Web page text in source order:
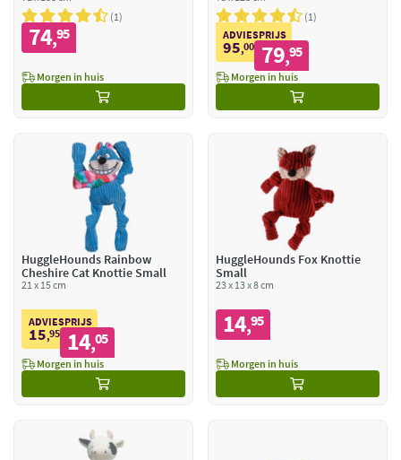
1
74,95
Morgen in huis
1
ADVIESPRIJS
95,00 79,95
Morgen in huis
HuggleHounds Rainbow
Cheshire Cat Knottie Small
21 x 15 cm
ADVIESPRIJS
15,95 14,05
Morgen in huis
HuggleHounds Fox Knottie
Small
23 x 13 x 8 cm
14,95
Morgen in huis